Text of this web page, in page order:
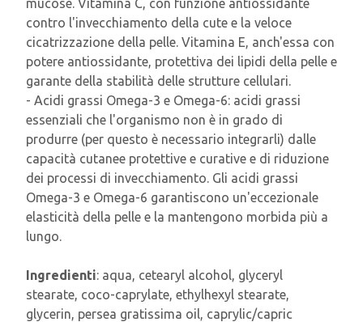
mucose. Vitamina C, con funzione antiossidante
contro l'invecchiamento della cute e la veloce
cicatrizzazione della pelle. Vitamina E, anch'essa con
potere antiossidante, protettiva dei lipidi della pelle e
garante della stabilità delle strutture cellulari.
- Acidi grassi Omega-3 e Omega-6: acidi grassi
essenziali che l'organismo non è in grado di
produrre (per questo è necessario integrarli) dalle
capacità cutanee protettive e curative e di riduzione
dei processi di invecchiamento. Gli acidi grassi
Omega-3 e Omega-6 garantiscono un'eccezionale
elasticità della pelle e la mantengono morbida più a
lungo.
Ingredienti: aqua, cetearyl alcohol, glyceryl
stearate, coco-caprylate, ethylhexyl stearate,
glycerin, persea gratissima oil, caprylic/capric